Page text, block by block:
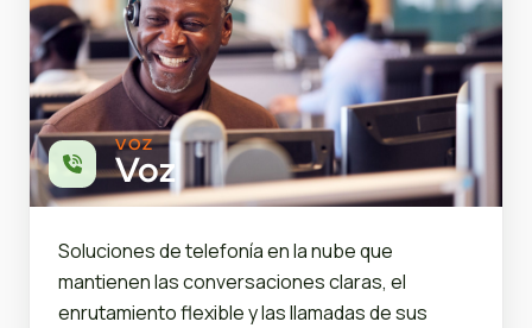
VOZ
Voz
Soluciones de telefonía en la nube que
mantienen las conversaciones claras, el
enrutamiento flexible y las llamadas de sus